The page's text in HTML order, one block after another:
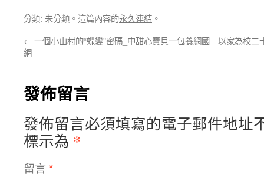
分類: 未分類。這篇內容的永久連結 。
← 一個小山村的“蝶變”密碼_中甜心寶貝一包養網國
網
以家為校二
發佈留言
發佈留言必須填寫的電子郵件地址
標示為 *
留言 *